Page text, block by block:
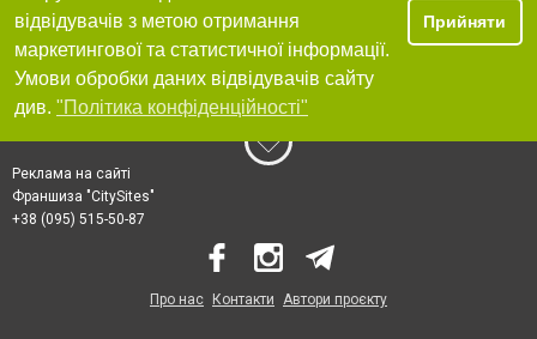
відвідувачів з метою отримання
маркетингової та статистичної інформації.
Умови обробки даних відвідувачів сайту
див. "Політика конфіденційності"
Прийняти
Реклама на сайті
Франшиза "CitySites"
+38 (095) 515-50-87
Про нас Контакти Автори проєкту